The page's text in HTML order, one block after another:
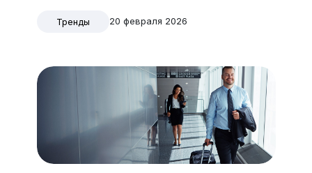
Тренды 20 февраля 2026